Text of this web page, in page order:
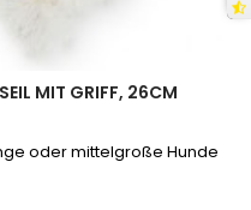
MIT GRIFF, 26CM
oder mittelgroße Hunde